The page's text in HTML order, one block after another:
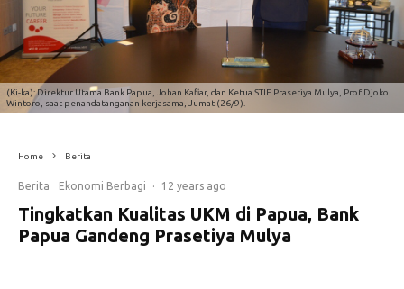
(Ki-ka): Direktur Utama Bank Papua, Johan Kafiar, dan Ketua STIE Prasetiya Mulya, Prof Djoko
Wintoro, saat penandatanganan kerjasama, Jumat (26/9).
Home Berita
Berita Ekonomi Berbagi · 12 years ago
Tingkatkan Kualitas UKM di Papua, Bank
Papua Gandeng Prasetiya Mulya